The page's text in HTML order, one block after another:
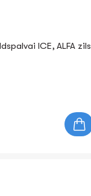
ICE, ALFA zils